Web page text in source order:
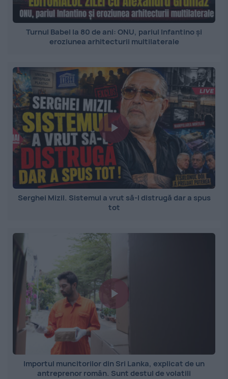
Turnul Babel la 80 de ani: ONU, pariul Infantino și
eroziunea arhitecturii multilaterale
Serghei Mizil. Sistemul a vrut să-l distrugă dar a spus
tot
Importul muncitorilor din Sri Lanka, explicat de un
antreprenor român. Sunt destul de volatili